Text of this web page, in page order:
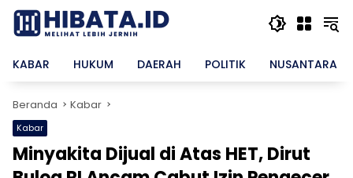
Langsung
konten
KABAR
HUKUM DAERAH POLITIK NUSANTARA
Beranda Kabar
Kabar
Minyakita Dijual di Atas HET, Dirut